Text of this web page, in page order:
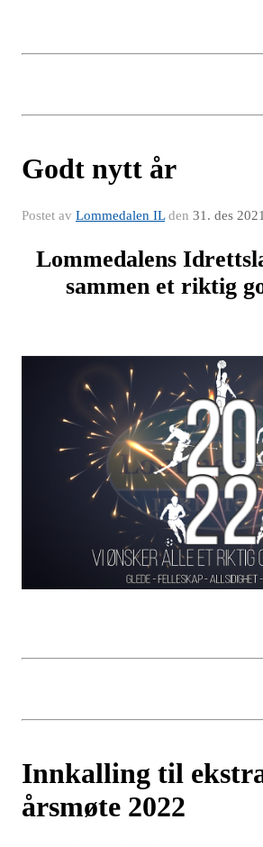
Godt nytt år
Postet av Lommedalen ILden 31. des
Lommedalens
sammen et riktig
Innkalling til
årsmøte 2022